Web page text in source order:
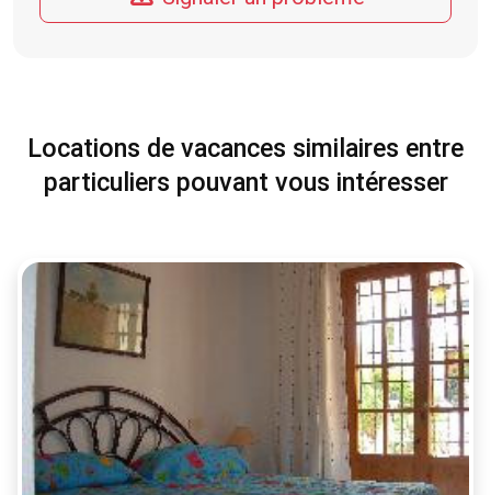
Locations de vacances similaires entre
particuliers pouvant vous intéresser